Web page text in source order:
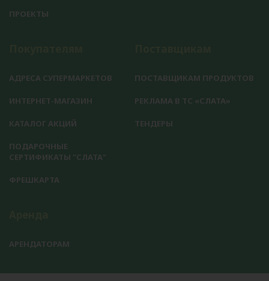
ПРОЕКТЫ
АДРЕСА СУПЕРМАРКЕТОВ
ИНТЕРНЕТ-МАГАЗИН
КАТАЛОГ АКЦИЙ
ПОДАРОЧНЫЕ
СЕРТИФИКАТЫ "СЛАТА"
ФРЕШКАРТА
ПОСТАВЩИКАМ ПРОДУКТОВ
РЕКЛАМА В ТС «СЛАТА»
ТЕНДЕРЫ
АРЕНДАТОРАМ